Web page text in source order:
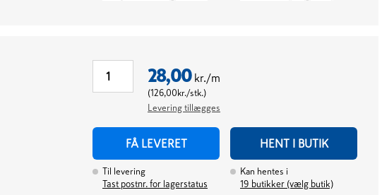
28,00 kr./m
(126,00kr./stk.)
Levering tillægges
FÅ LEVERET HENT I BUTIK
Til levering
Tast postnr. for lagerstatus
Kan hentes i
19 butikker (vælg butik)